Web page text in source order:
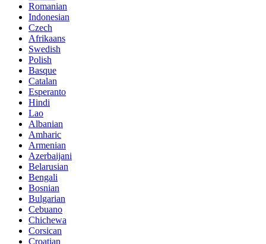
Romanian
Indonesian
Czech
Afrikaans
Swedish
Polish
Basque
Catalan
Esperanto
Hindi
Lao
Albanian
Amharic
Armenian
Azerbaijani
Belarusian
Bengali
Bosnian
Bulgarian
Cebuano
Chichewa
Corsican
Croatian